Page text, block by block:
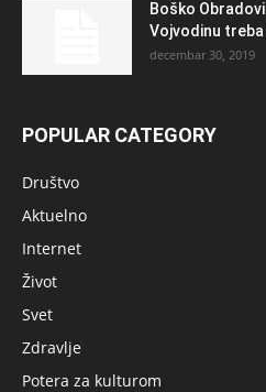
Boško
Vojvodinu treba
decembar 30, 2019
POPULAR CATEGORY
Društvo
Aktuelno
Internet
Život
Svet
Zdravlje
Potera za kulturom